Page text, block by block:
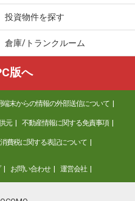
投資物件を探す
倉庫/トランクルーム
版へ
端末からの情報の外部送信について
元 不動産情報に関する免責事項
消費税に関する表記について
お問い合わせ 運営会社